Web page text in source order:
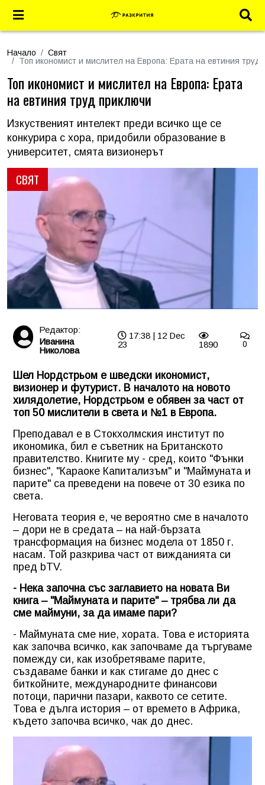
Начало
Свят
Топ икономист и мислител на Европа: Ерата на евтиния труд
СВЯТ
Топ икономист и мислител на Европа: Ерата
на евтиния труд приключи
Изкуственият интелект преди всичко ще се
конкурира с хора, придобили образование в
университет, смята визионерът
Редактор:
Иванина
Николова
17:38 | 12 Dec
23
1890 0
Шел Нордстрьом е шведски икономист,
визионер и футурист. В началото на новото
хилядолетие, Нордстрьом е обявен за част от
топ 50 мислители в света и №1 в Европа.
Преподавал е в Стокхолмския институт по
икономика, бил е съветник на Британското
правителство. Книгите му - сред, които "Фънки
бизнес", "Караоке Капитализъм" и "Маймуната и
парите" са преведени на повече от 30 езика по
света.
Неговата теория е, че вероятно сме в началото
– дори не в средата – на най-бързата
трансформация на бизнес модела от 1850 г.
насам. Той разкрива част от вижданията си
пред bTV.
- Нека започна със заглавието на новата Ви
книга – "Маймуната и парите" – трябва ли да
сме маймуни, за да имаме пари?
- Маймуната сме ние, хората. Това е историята
как започва всичко, как започваме да търгуваме
помежду си, как изобретяваме парите,
създаваме банки и как стигаме до днес с
биткойните, международните финансови
потоци, парични пазари, каквото се сетите.
Това е дълга история – от времето в Африка,
където започва всичко, чак до днес.